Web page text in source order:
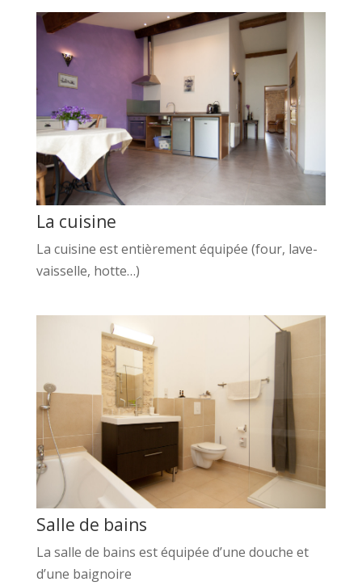
La cuisine
La cuisine est entièrement équipée (four, lave-
vaisselle, hotte…)
Salle de bains
La salle de bains est équipée d’une douche et
d’une baignoire